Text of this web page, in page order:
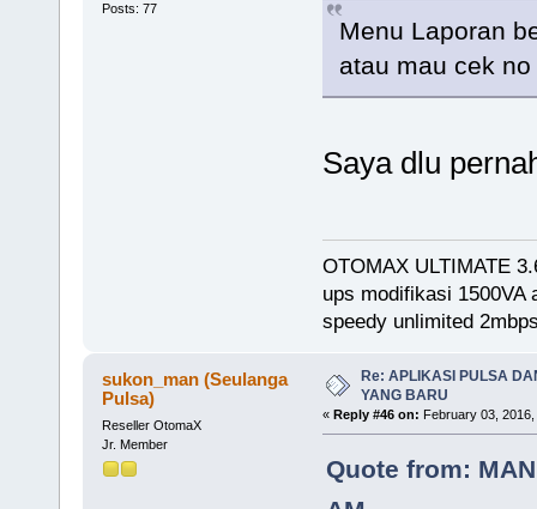
Posts: 77
Menu Laporan
atau mau cek
Saya dlu
OTOMAX ULTIMATE
ups modifikasi 1500VA
speedy unlimited
sukon_man (Seulanga
Pulsa)
Reseller OtomaX
Jr. Member
Re: APLIKASI PULSA
YANG BARU
« Reply #46 on: February 03, 2016,
Quote from: